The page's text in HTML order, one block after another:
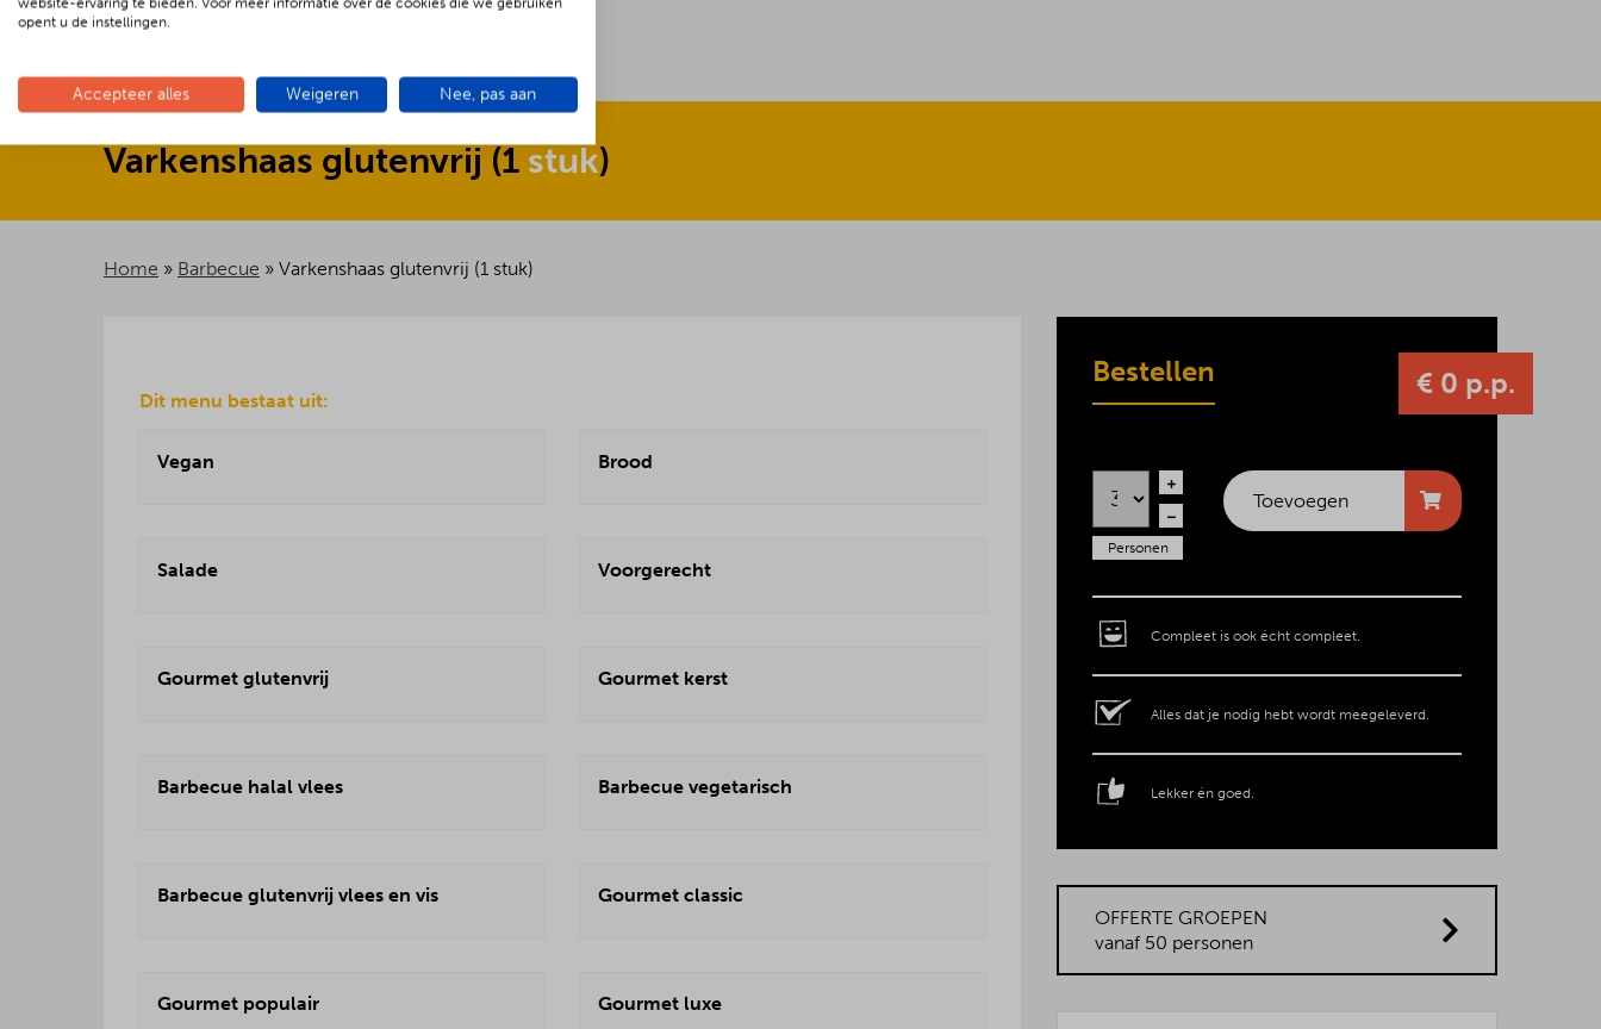
Varkenshaas glutenvrij (1 stuk)
Home » Barbecue » Varkenshaas glutenvrij (1 stuk)
Dit menu bestaat uit:
Vegan Brood
Salade Voorgerecht
Gourmet glutenvrij Gourmet kerst
Barbecue halal vlees Barbecue vegetarisch
Barbecue glutenvrij vlees en vis Gourmet classic
Gourmet populair Gourmet luxe
Bestellen € 0 p.p.
Personen
Toevoegen
Compleet is ook écht compleet.
Alles dat je nodig hebt wordt meegeleverd.
Lekker én goed.
OFFERTE GROEPEN
vanaf 50 personen
opent u de instellingen.
Accepteer alles Weigeren Nee, pas aan